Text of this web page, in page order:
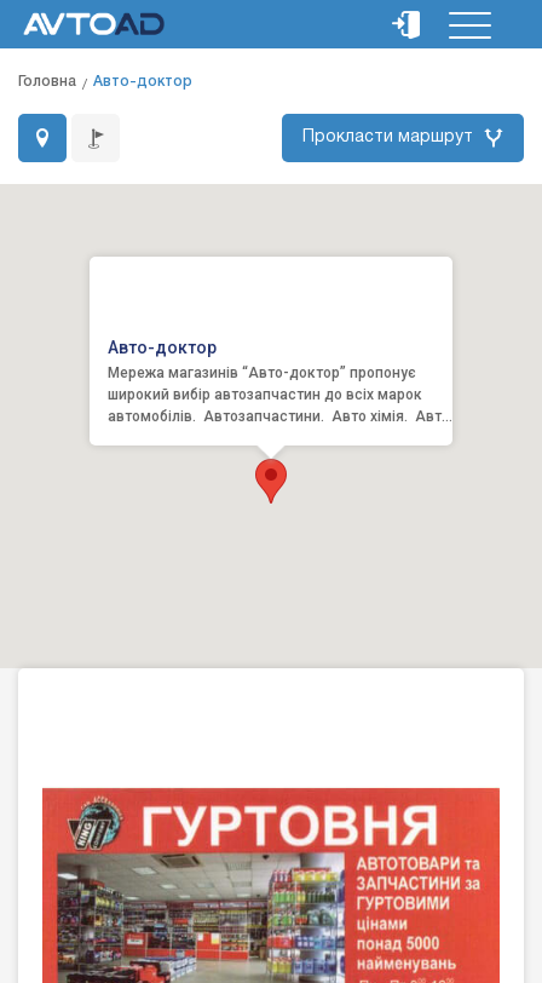
Головна Авто-доктор
Прокласти маршрут
Авто-доктор
Мережа магазинів “Авто-доктор” пропонує
широкий вибір автозапчастин до всіх марок
автомобілів. Автозапчастини. Авто хімія. Авто